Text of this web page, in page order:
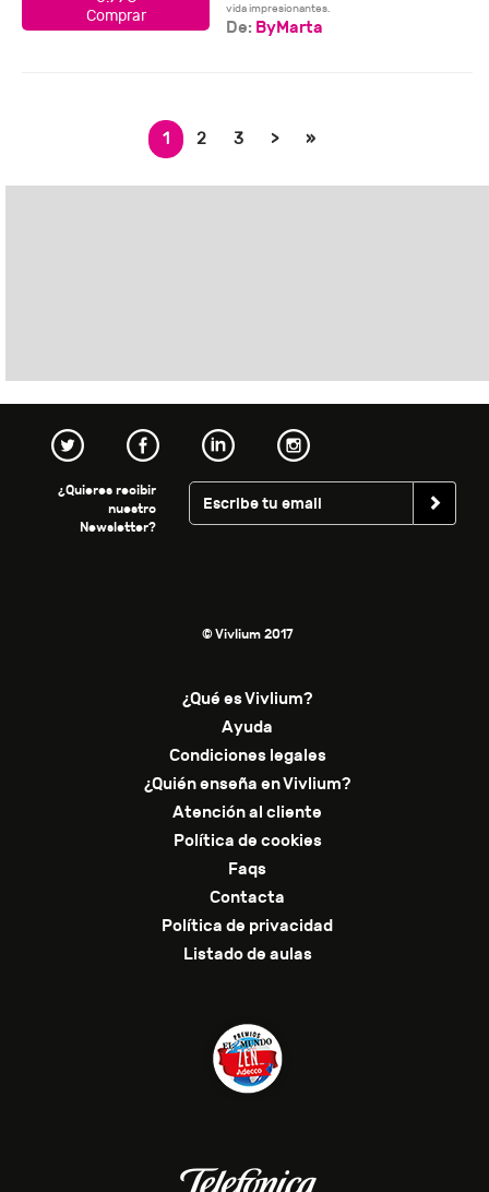
Comprar
vida impresionantes.
De: ByMarta
1 2 3 > »
¿Quieres recibir
nuestro
Newsletter?
© Vivlium 2017
¿Qué es Vivlium?
Ayuda
Condiciones legales
¿Quién enseña en Vivlium?
Atención al cliente
Política de cookies
Faqs
Contacta
Política de privacidad
Listado de aulas